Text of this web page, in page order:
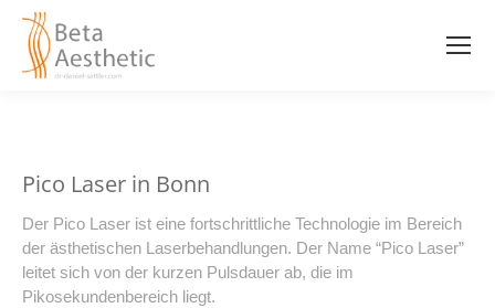
Pico Laser in Bonn
Der Pico Laser ist eine fortschrittliche Technologie im Bereich
der ästhetischen Laserbehandlungen. Der Name “Pico Laser”
leitet sich von der kurzen Pulsdauer ab, die im
Pikosekundenbereich liegt.